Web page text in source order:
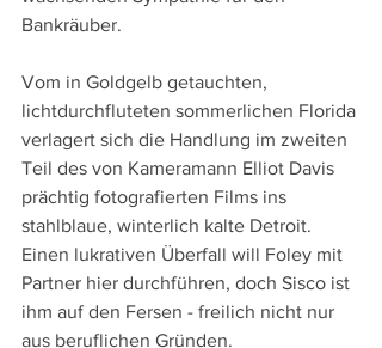
Bankräuber.
Vom in Goldgelb getauchten,
lichtdurchfluteten sommerlichen Florida
verlagert sich die Handlung im zweiten
Teil des von Kameramann Elliot Davis
prächtig fotografierten Films ins
stahlblaue, winterlich kalte Detroit.
Einen lukrativen Überfall will Foley mit
Partner hier durchführen, doch Sisco ist
ihm auf den Fersen - freilich nicht nur
aus beruflichen Gründen.